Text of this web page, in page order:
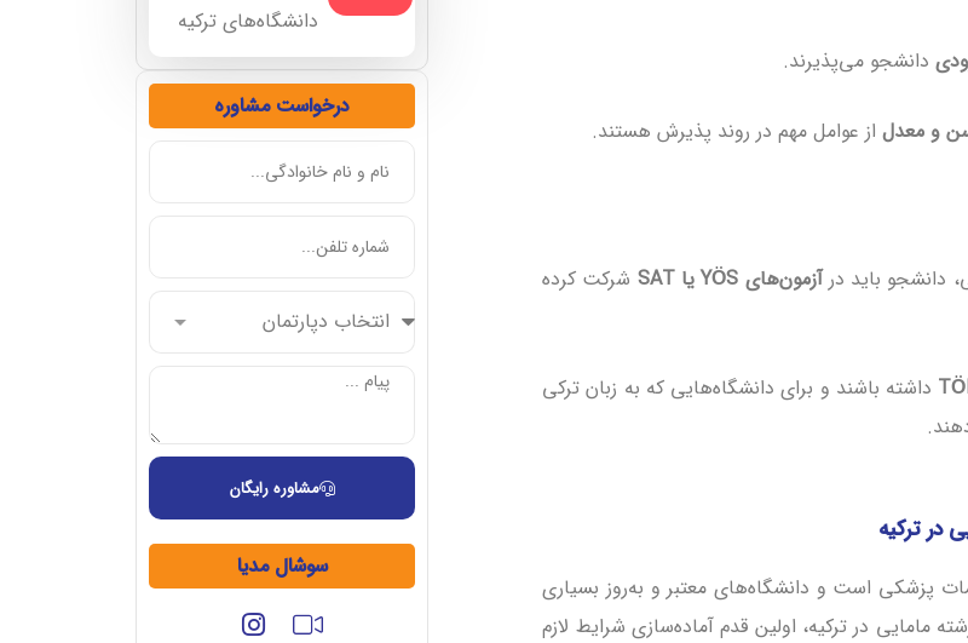
دانشجو می‌پذیرند.
و معدل از عوامل مهم در روند پذیرش هستند.
دانشجو باید درآزمون‌های YÖS یا SAT
شرکت کرده
داشته باشند و برای دانشگاه‌هایی که به زبان ترکی
در ترکیه
پزشکی است و دانشگاه‌های معتبر و به‌روز بسیاری
مامایی در ترکیه، اولین قدم آماده‌سازی شرایط لازم
دانشگاه‌های ترکیه
درخواست مشاوره
مشاوره رایگان
سوشال مدیا